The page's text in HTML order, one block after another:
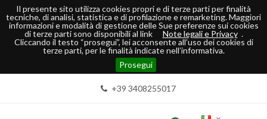
Il presente sito utilizza cookies propri e di terze parti per finalità
tecniche, di analisi, statistica e di profilazione e remarketing. Maggiori
informazioni e modalità di gestione delle Sue preferenze sui cookies
di terze parti sono disponibili al link
Note legali e Privacy .
Cliccando il testo “prosegui”, lei acconsente all’uso dei cookies di
terze parti, per le finalità indicate nell’informativa.
Prosegui
+39 3408255017